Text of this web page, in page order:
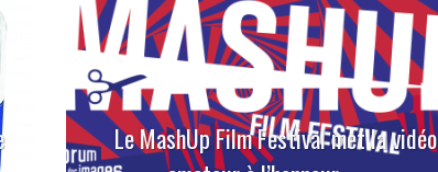
Le MashUp Film Festival met la vidéo